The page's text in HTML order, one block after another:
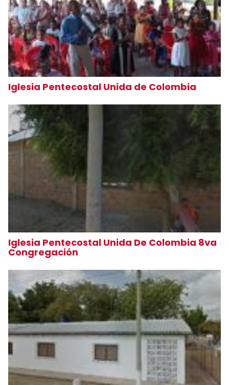
Iglesia Pentecostal Unida de Colombia
Iglesia Pentecostal Unida De Colombia 8va
Congregación